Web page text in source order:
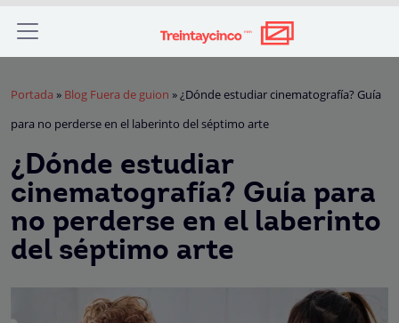
Portada » Blog Fuera de guion »¿Dónde estudiar cinematografía? Guía
para no perderse en el laberinto del séptimo arte
¿Dónde estudiar
cinematografía? Guía para
no perderse en el laberinto
del séptimo arte